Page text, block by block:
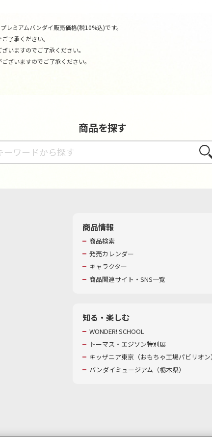
ミアムバンダイ販売価格(税10%込)です。
了承ください。
いますのでご了承ください。
ざいますのでご了承ください。
商品を探す
さが
商品情報
商品検索
発売カレンダー
キャラクター
商品関連サイト・SNS一覧
知る・楽しむ
WONDER! SCHOOL
トーマス・エジソン特別展
キッザニア東京（おもちゃ工場パビリオ
バンダイミュージアム（栃木県）